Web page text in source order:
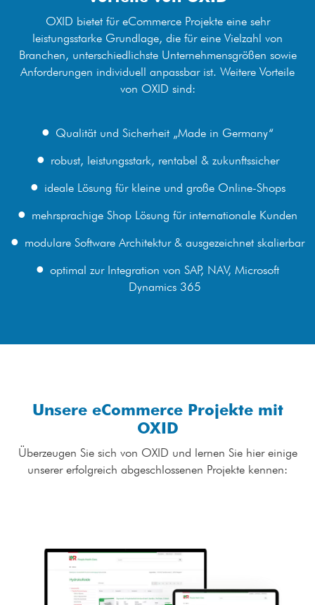
OXID bietet für eCommerce Projekte eine sehr
leistungsstarke Grundlage, die für eine Vielzahl von
Branchen, unterschiedlichste Unternehmensgrößen sowie
Anforderungen individuell anpassbar ist. Weitere Vorteile
von OXID sind:
Qualität und Sicherheit „Made in Germany“
robust, leistungsstark, rentabel & zukunftssicher
ideale Lösung für kleine und große Online-Shops
mehrsprachige Shop Lösung für internationale Kunden
modulare Software Architektur & ausgezeichnet skalierbar
optimal zur Integration von SAP, NAV, Microsoft
Dynamics 365
Unsere eCommerce Projekte mit
OXID
Überzeugen Sie sich von OXID und lernen Sie hier einige
unserer erfolgreich abgeschlossenen Projekte kennen: